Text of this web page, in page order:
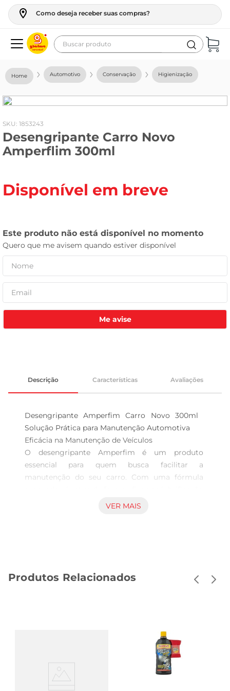
Como deseja receber suas compras?
Buscar produto
Automotivo Conservação Higienização
: 1853243
Desengripante Carro Novo
Amperflim 300ml
Disponível em breve
Me avise
Descrição Características Avaliações
Desengripante Amperfim Carro Novo 300ml
Solução Prática para Manutenção Automotiva
Eficácia na Manutenção de Veículos
O desengripante Amperfim é um produto
essencial para quem busca facilitar a
manutenção do seu carro. Com uma fórmula
e proteção de peças metálicas, prevenindo a
Fácil Aplicação e Resultados Rápidos
poucos minutos, você notará a diferença, com a
remoção de ferrugem e a restauração da
mobilidade das peças. É uma solução que
combina eficiência e agilidade, ideal paraquem
VER MAIS
Produtos Relacionados
geladeira
fogao
café
cerveja
leite
celular